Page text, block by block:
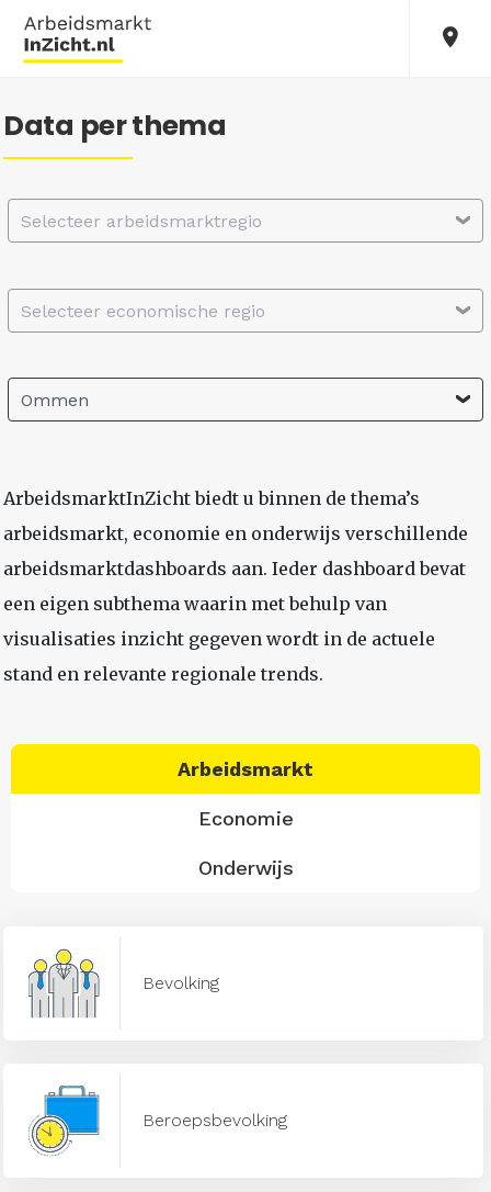
Data per thema
Selecteer arbeidsmarktregio
Selecteer economische regio
Ommen
ArbeidsmarktInZicht biedt u binnen de thema’s
arbeidsmarkt, economie en onderwijs verschillende
arbeidsmarktdashboards aan. Ieder dashboard bevat
een eigen subthema waarin met behulp van
visualisaties inzicht gegeven wordt in de actuele
stand en relevante regionale trends.
Arbeidsmarkt
Economie
Onderwijs
Bevolking
Beroepsbevolking